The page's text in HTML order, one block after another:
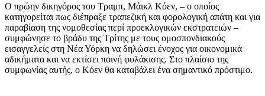
Ο πρώην δικηγόρος του Τραμπ, Μάικλ Κόεν, – o oποίος
κατηγορείται πως διέπραξε τραπεζική και φορολογική απάτη και για
παραβίαση της νομοθεσίας περί προεκλογικών εκστρατειών –
συμφώνησε το βράδυ της Τρίτης με τους ομοσπονδιακούς
εισαγγελείς στη Νέα Υόρκη να δηλώσει ένοχος για οικονομικά
αδικήματα και να εκτίσει ποινή φυλάκισης. Στο πλαίσιο της
συμφωνίας αυτής, ο Κόεν θα καταβάλει ένα σημαντικό πρόστιμο.